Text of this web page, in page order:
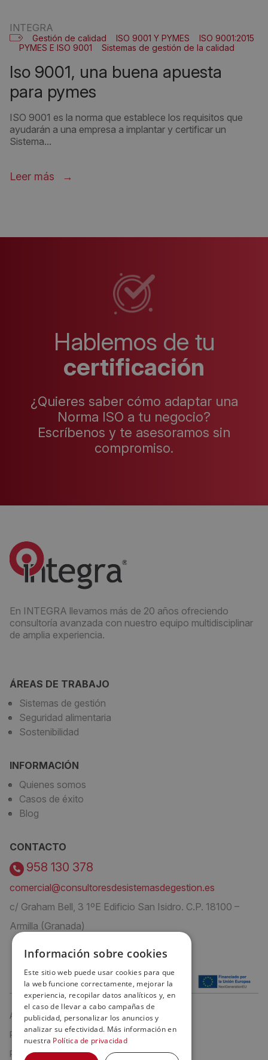
INTEGRA
Gestión de calidad ISO 9001 Y PYMES
ISO 9001:2015
PYMES E ISO 9001
Sistemas de gestión de la calidad
iso 9001, una buena apuesta
para pymes
ISO 9001 es la norma que establece los requisitos que
ayudarán a una empresa a implantar y certificar un
Sistema...
Leer más
Hablemos de tu
certificación
¿Quieres saber cómo adaptar una
Norma ISO a tu negocio?
Escríbenos y te asesoramos sin
compromiso.
En INTEGRA llevamos más de 20 años ofreciendo
consultoría avanzada con nuestro equipo multidisciplinar
de amplia experiencia.
ÁREAS DE TRABAJO
Sistemas de gestión
Seguridad alimentaria
Sostenibilidad
INFORMACIÓN
Quienes somos
Casos de éxito
Blog
CONTACTO
958 130 378
comercial@consultoresdesistemasdegestion.es
c/ Graham Bell, 3 1ºE Edificio San Isidro. C.P. 18100 –
Armilla (Granada)
Aviso Legal
Política de privacidad
Política de cookies
Información sobre cookies
Este sitio web puede usar cookies para que
la web funcione correctamente, mejorar la
experiencia, recopilar datos analíticos y, en
el caso de llevar a cabo campañas de
publicidad, personalizar los anuncios y
analizar su efectividad. Más información en
nuestra Política de privacidad